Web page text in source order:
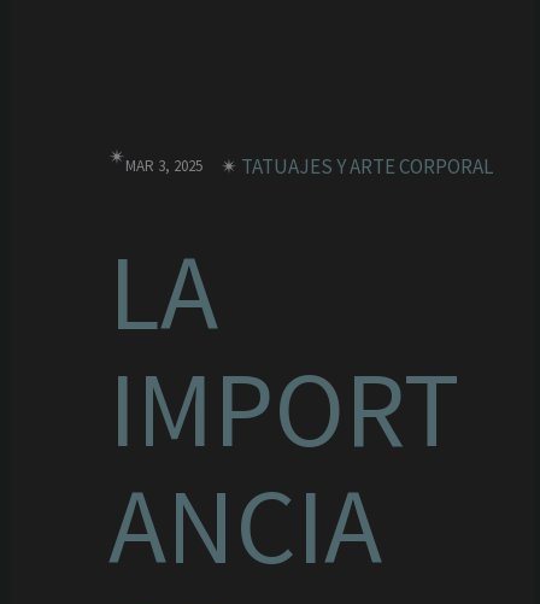
✴︎MAR 3, 2025 ✴︎ TATUAJES Y ARTE CORPORAL
LA
IMPORT
ANCIA